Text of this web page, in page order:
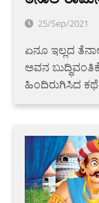
25/Sep/2021
ಏನೂ ಇಲ್ಲದ
ಅವನ
ಹಿಂದಿರುಗಿಸಿದ